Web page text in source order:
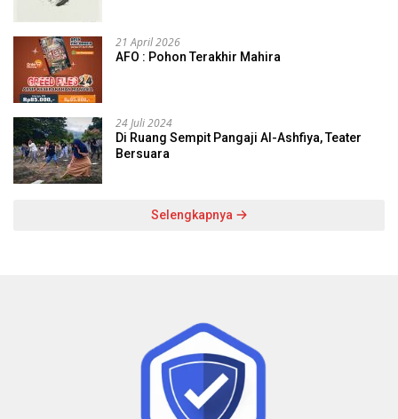
21 April 2026
AFO : Pohon Terakhir Mahira
24 Juli 2024
Di Ruang Sempit Pangaji Al-Ashfiya, Teater
Bersuara
Selengkapnya